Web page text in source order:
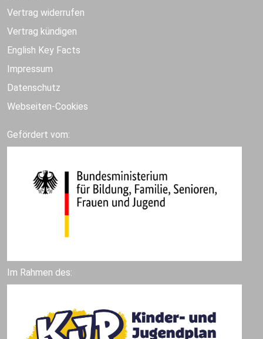
Vertrag widerrufen
Vertrag kündigen
English Key Facts
Impressum
Datenschutz
Webseiten-Cookies
Gefördert vom:
Im Rahmen des: